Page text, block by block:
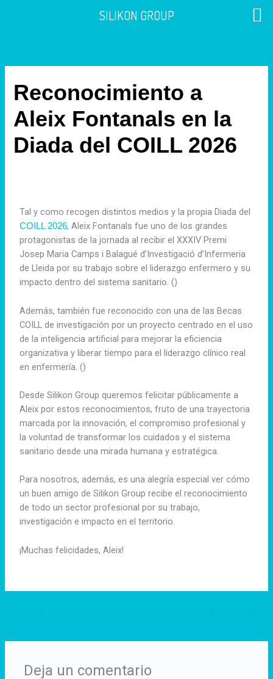
Reconocimiento a
Aleix Fontanals en la
Diada del COILL 2026
Tal y como recogen distintos medios y la propia Diada del
COILL 2026, Aleix Fontanals fue uno de los grandes
protagonistas de la jornada al recibir el XXXIV Premi
Josep Maria Camps i Balagué d’Investigació d’Infermeria
de Lleida por su trabajo sobre el liderazgo enfermero y su
impacto dentro del sistema sanitario. ()
Además, también fue reconocido con una de las Becas
COILL de investigación por un proyecto centrado en el uso
de la inteligencia artificial para mejorar la eficiencia
organizativa y liberar tiempo para el liderazgo clínico real
en enfermería. ()
Desde Silikon Group queremos felicitar públicamente a
Aleix por estos reconocimientos, fruto de una trayectoria
marcada por la innovación, el compromiso profesional y
la voluntad de transformar los cuidados y el sistema
sanitario desde una mirada humana y estratégica.
Para nosotros, además, es una alegría especial ver cómo
un buen amigo de Silikon Group recibe el reconocimiento
de todo un sector profesional por su trabajo,
investigación e impacto en el territorio.
¡Muchas felicidades, Aleix!
Deja un comentario
SILIKON GROUP